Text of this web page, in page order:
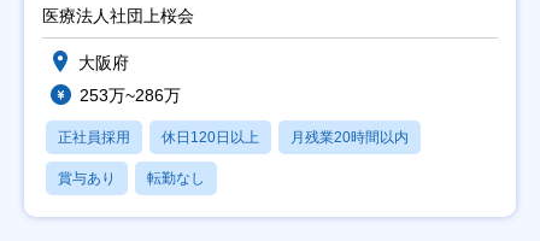
医療法人社団上桜会
大阪府
253万~286万
正社員採用 休日120日以上 月残業20時間以内
賞与あり 転勤なし